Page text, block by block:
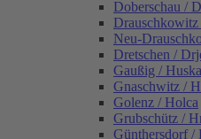
Doberschau /
Neu-
Dretschen /
Gaußig / Huska
Gnaschwitz /
Golenz / Holca
Grubschütz /
Günthersdorf /